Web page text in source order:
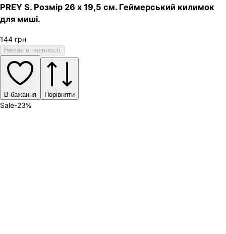
PREY S. Розмір 26 х 19,5 см. Геймерський килимок
для миші.
144 грн
Немає в наявності
В бажання Порівняти
Sale-23%